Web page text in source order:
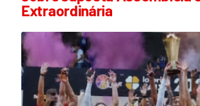
Extraordinária